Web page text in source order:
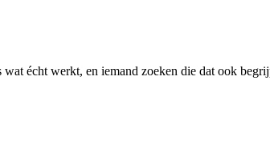
écht werkt, en iemand zoeken die dat ook